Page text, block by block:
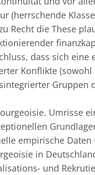
(herrschende
Recht die These
dass sich eine
Konflikte
Gruppen
Umrisse
empirische Daten
in
und